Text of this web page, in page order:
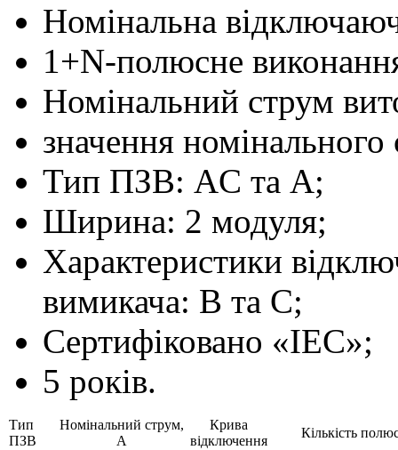
Номінальна
1+N-полюсне
Номінальний струм
значення
Тип ПЗВ: AC та A;
Ширина: 2 модуля;
Характеристики
вимикача: B та C;
Сертифіковано «ІЕС»;
5 років.
Тип
ПЗВ
Номінальний струм,
А
Крива
відключення
Кількість